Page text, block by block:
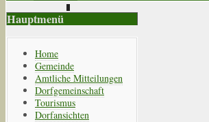
Hauptmenü
Home
Gemeinde
Amtliche Mitteilungen
Dorfgemeinschaft
Tourismus
Dorfansichten